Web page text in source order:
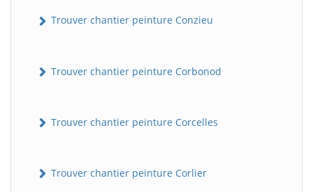
Trouver chantier peinture Conzieu
Trouver chantier peinture Corbonod
Trouver chantier peinture Corcelles
Trouver chantier peinture Corlier